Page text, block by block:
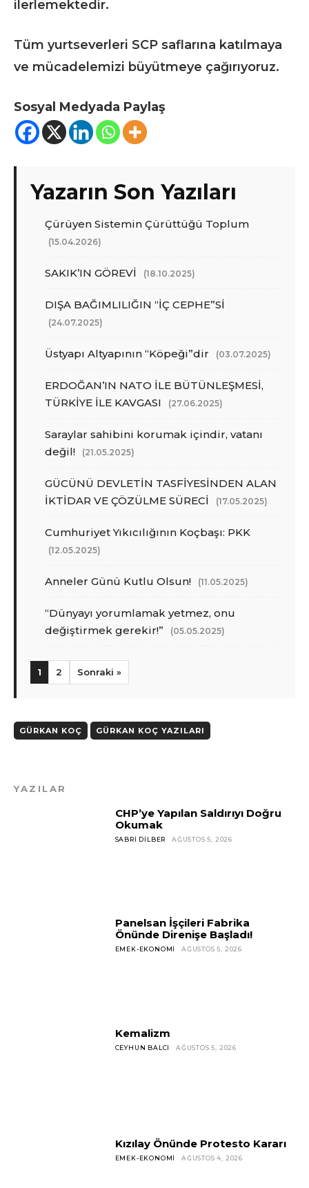
ilerlemektedir.
Tüm yurtseverleri SCP saflarına katılmaya
ve mücadelemizi büyütmeye çağırıyoruz.
Sosyal Medyada Paylaş
Yazarın Son Yazıları
Çürüyen Sistemin Çürüttüğü Toplum
(15.04.2026)
SAKIK’IN GÖREVİ (18.10.2025)
DIŞA BAĞIMLILIĞIN “İÇ CEPHE”Sİ
(24.07.2025)
Üstyapı Altyapının “Köpeği”dir (03.07.2025)
ERDOĞAN’IN NATO İLE BÜTÜNLEŞMESİ,
TÜRKİYE İLE KAVGASI
(27.06.2025)
Saraylar sahibini korumak içindir, vatanı
değil!
(21.05.2025)
GÜCÜNÜ DEVLETİN TASFİYESİNDEN ALAN
İKTİDAR VE ÇÖZÜLME SÜRECİ
(17.05.2025)
Cumhuriyet Yıkıcılığının Koçbaşı: PKK
(12.05.2025)
Anneler Günü Kutlu Olsun! (11.05.2025)
“Dünyayı yorumlamak yetmez, onu
değiştirmek gerekir!”
(05.05.2025)
1 2 Sonraki »
GÜRKAN KOÇ GÜRKAN KOÇ YAZILARI
YAZILAR
CHP’ye Yapılan Saldırıyı Doğru
Okumak
SABRI DILBER AĞUSTOS 5, 2026
Panelsan İşçileri Fabrika
Önünde Direnişe Başladı!
EMEK-EKONOMI AĞUSTOS 5, 2026
Kemalizm
CEYHUN BALCI AĞUSTOS 5, 2026
Kızılay Önünde Protesto Kararı
EMEK-EKONOMI AĞUSTOS 4, 2026